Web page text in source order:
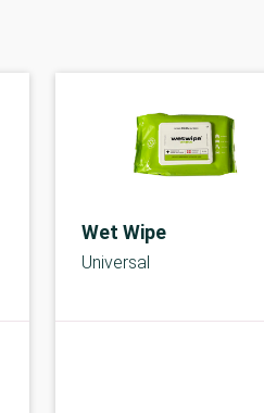
Wet Wipe
Universal